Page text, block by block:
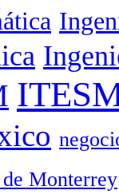
Monterrey